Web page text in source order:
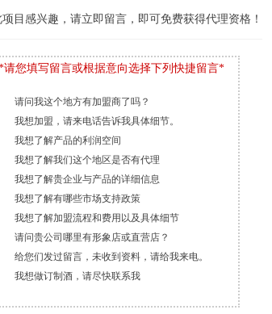
目感兴趣，请立即留言，即可免费获得代理资格！
请您填写留言或根据意向选择下列快捷留言*
请问我这个地方有加盟商了吗？
我想加盟，请来电话告诉我具体细节。
我想了解产品的利润空间
我想了解我们这个地区是否有代理
我想了解贵企业与产品的详细信息
我想了解有哪些市场支持政策
我想了解加盟流程和费用以及具体细节
请问贵公司哪里有形象店或直营店？
给您们发过留言，未收到资料，请给我来电。
我想做订制酒，请尽快联系我